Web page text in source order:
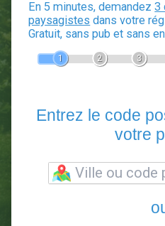
Devis
En 5 minutes,
2
Entrez le